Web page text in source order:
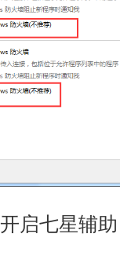
启七星辅助